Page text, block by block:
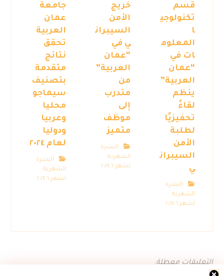
قسم
تكنولوجي
ا
المعلوم
ات في
“عمان
العربية”
ينظم
لقاءً
تحفيزيًا
لطلبة
الأمن
السيبران
ي
النشرة
الشهرية
لشهر ٦ ٢٠٢٤
خريج
الأمن
السيبران
ي في
“عمان
العربية”
من
متدرب
إلى
موظف
متميز
النشرة
الشهرية
لشهر ٦ ٢٠٢٤
جامعة
عمان
العربية
تحقق
نتائج
متقدمة
بتصنيف
سيماجو
محليا
وعربيا
ودوليا
لعام ٢٠٢٤
النشرة
الشهرية
لشهر ٦ ٢٠٢٤
التعليقات معطلة.